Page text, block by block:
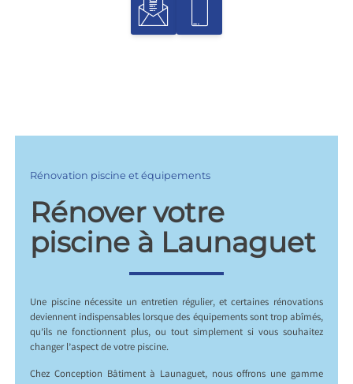
Rénovation piscine et équipements
Rénover votre
piscine à Launaguet
Une piscine nécessite un entretien régulier, et certaines rénovations
deviennent indispensables lorsque des équipements sont trop abîmés,
qu’ils ne fonctionnent plus, ou tout simplement si vous souhaitez
changer l’aspect de votre piscine.
Chez Conception Bâtiment à Launaguet, nous offrons une gamme